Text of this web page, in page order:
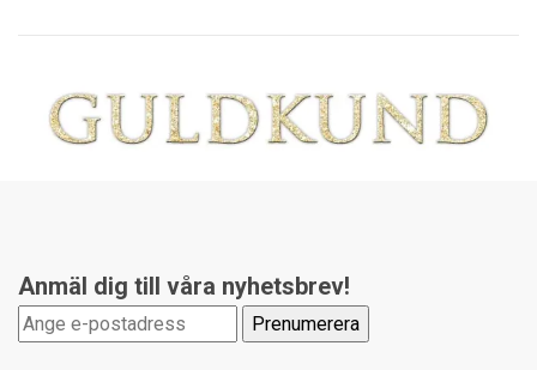
Anmäl dig till våra nyhetsbrev!